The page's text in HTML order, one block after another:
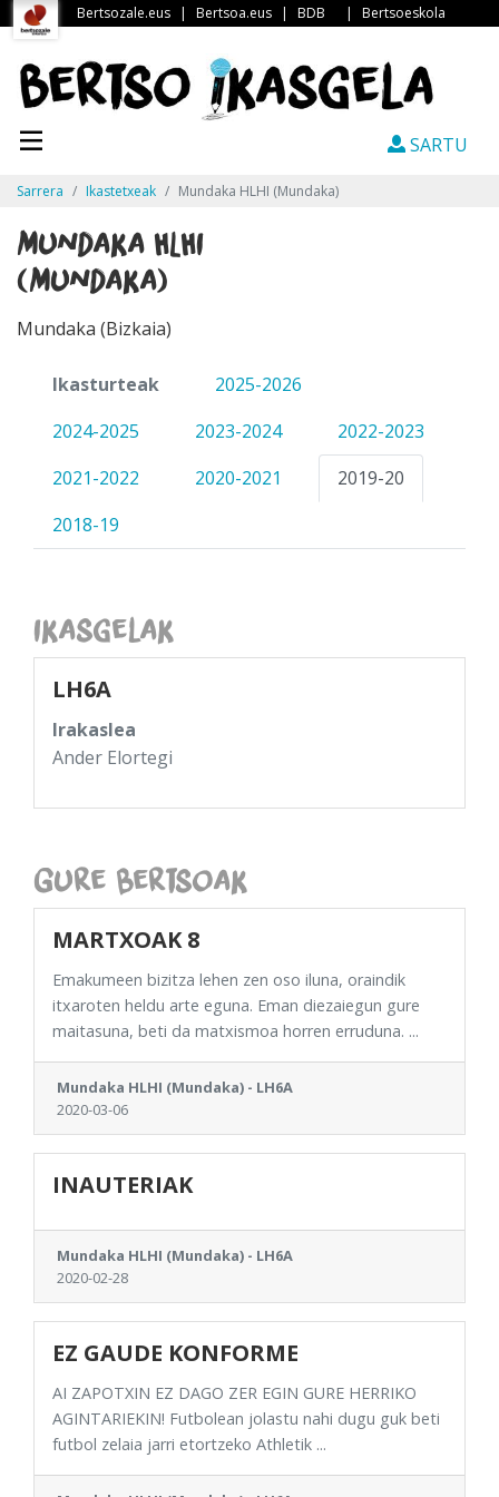
Bertsozale.eus | Bertsoa.eus | BDB | Bertsoeskola
SARTU
Sarrera Ikastetxeak Mundaka HLHI (Mundaka)
Mundaka HLHI
(Mundaka)
Mundaka (Bizkaia)
Ikasturteak
2025-2026
2024-2025
2023-2024
2022-2023
2021-2022
2020-2021
2019-20
2018-19
Ikasgelak
LH6A
Irakaslea
Ander Elortegi
Gure Bertsoak
MARTXOAK 8
Emakumeen bizitza lehen zen oso iluna, oraindik
itxaroten heldu arte eguna. Eman diezaiegun gure
maitasuna, beti da matxismoa horren erruduna. ...
Mundaka HLHI (Mundaka) - LH6A
2020-03-06
INAUTERIAK
Mundaka HLHI (Mundaka) - LH6A
2020-02-28
EZ GAUDE KONFORME
AI ZAPOTXIN EZ DAGO ZER EGIN GURE HERRIKO
AGINTARIEKIN! Futbolean jolastu nahi dugu guk beti
futbol zelaia jarri etortzeko Athletik ...